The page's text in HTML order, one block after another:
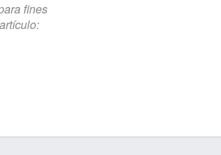
fines